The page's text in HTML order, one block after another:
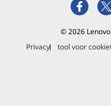
© 2026
Privacy
tool voor